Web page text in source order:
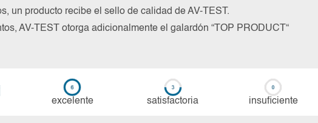
un producto recibe el sello de calidad de AV-TEST.
AV-TEST otorga adicionalmente el galardón “TOP PRODUCT“
ex­ce­len­te sa­tis­fac­to­ria in­su­fi­cien­te